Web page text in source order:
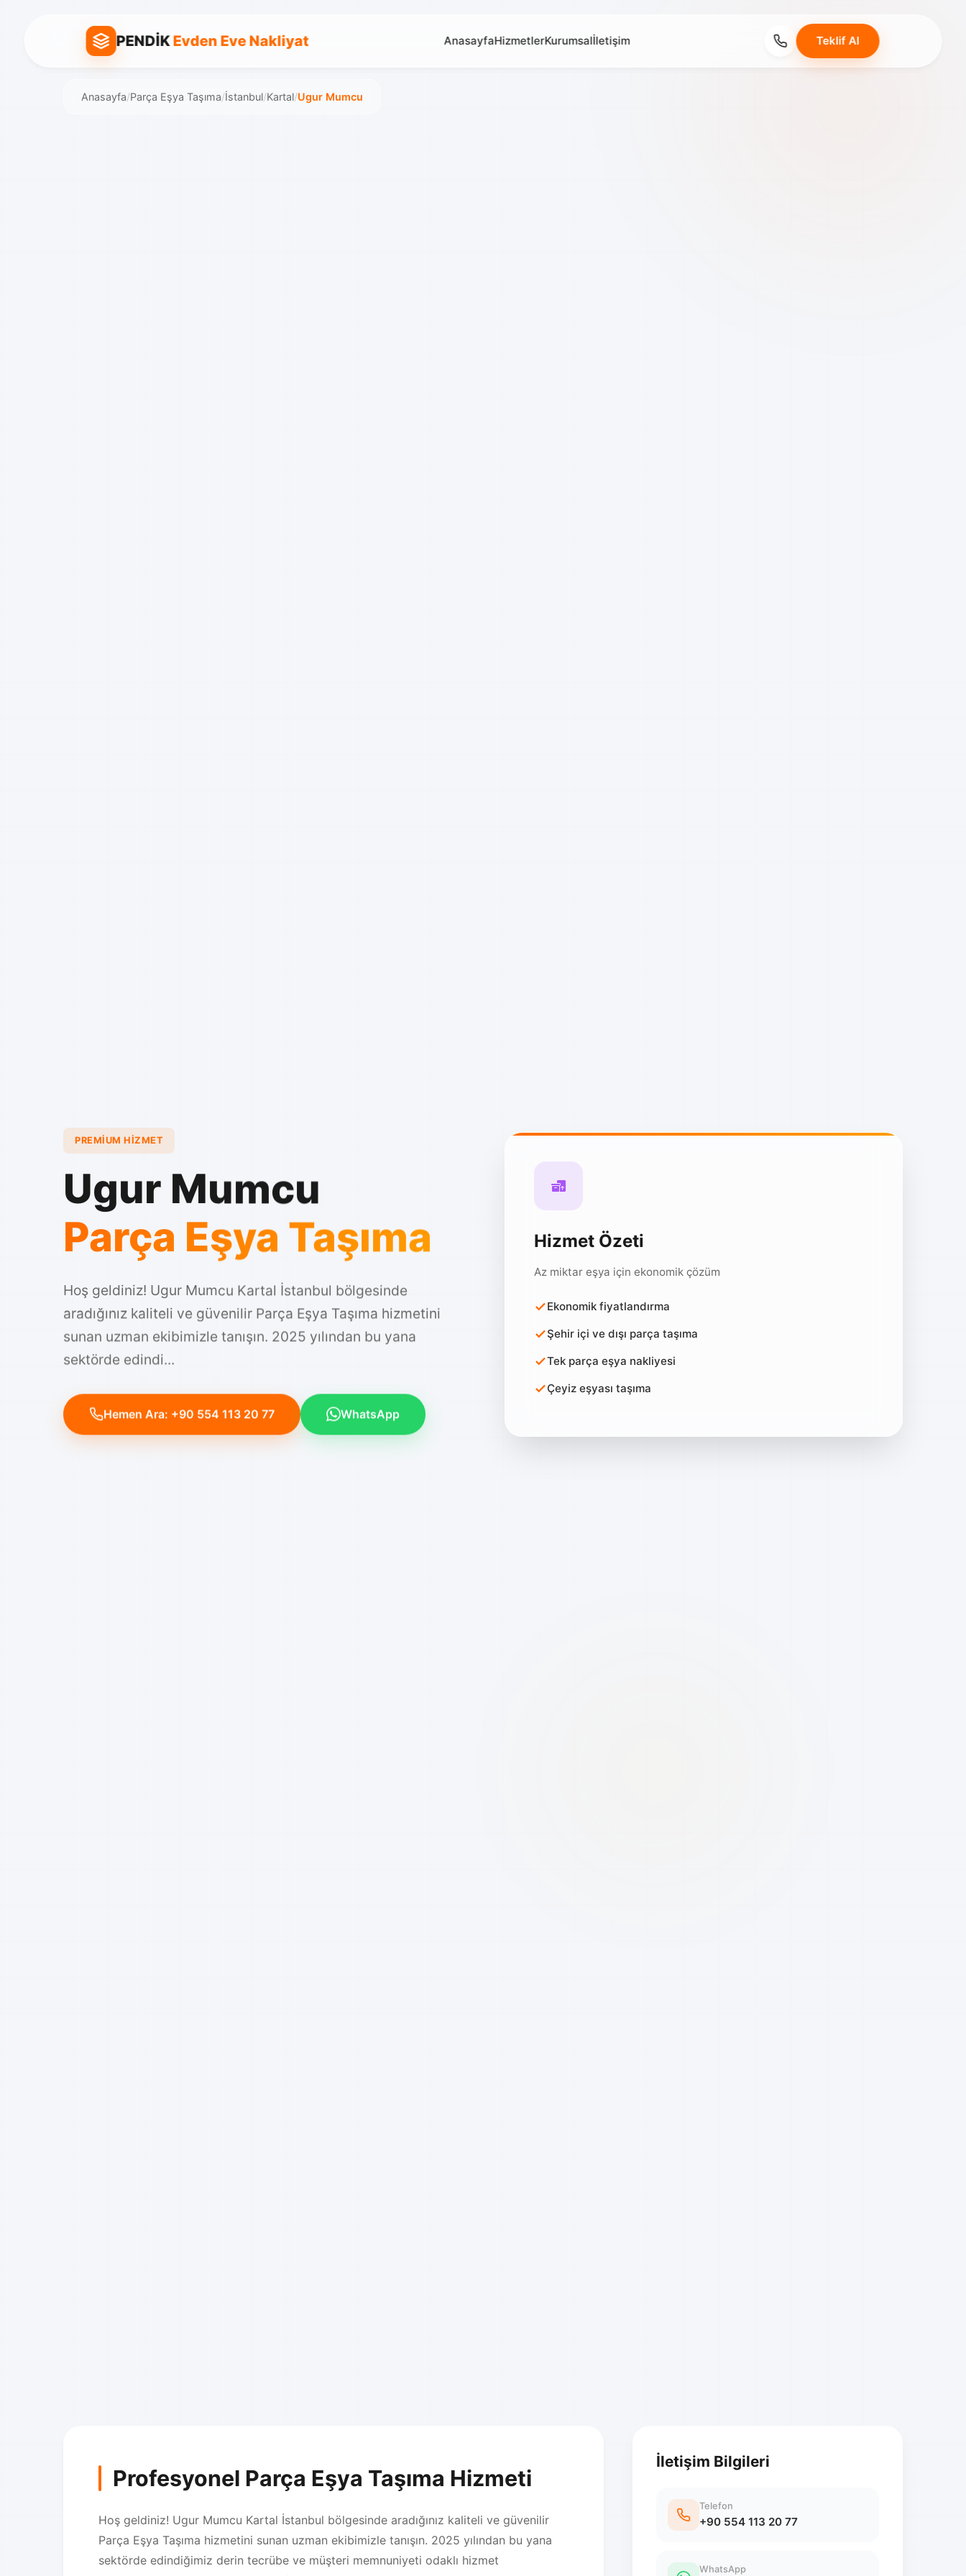
PENDİKEvden Eve Nakliyat AnasayfaHizmetlerKurumsalİletişim Teklif Al
Anasayfa/Parça Eşya Taşıma/İstanbul/Kartal/Ugur Mumcu
PREMIUM HIZMET
Ugur Mumcu
Parça Eşya Taşıma
Hoş geldiniz! Ugur Mumcu Kartal İstanbul bölgesinde
aradığınız kaliteli ve güvenilir Parça Eşya Taşıma hizmetini
sunan uzman ekibimizle tanışın. 2025 yılından bu yana
sektörde edindi...
Hemen Ara: +90 554 113 20 77 WhatsApp
Hizmet Özeti
Az miktar eşya için ekonomik çözüm
Ekonomik fiyatlandırma
Şehir içi ve dışı parça taşıma
Tek parça eşya nakliyesi
Çeyiz eşyası taşıma
Profesyonel Parça Eşya Taşıma Hizmeti
Hoş geldiniz! Ugur Mumcu Kartal İstanbul bölgesinde aradığınız kaliteli ve güvenilir
Parça Eşya Taşıma hizmetini sunan uzman ekibimizle tanışın. 2025 yılından bu yana
sektörde edindiğimiz derin tecrübe ve müşteri memnuniyeti odaklı hizmet
İletişim Bilgileri
Telefon
+90 554 113 20 77
WhatsApp